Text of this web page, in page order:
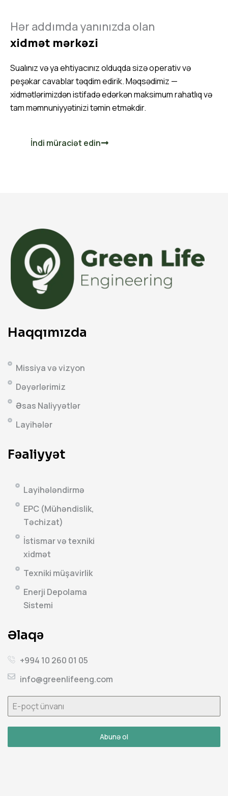
Hər addımda yanınızda olan
xidmət mərkəzi
Sualınız və ya ehtiyacınız olduqda sizə operativ və
peşəkar cavablar təqdim edirik. Məqsədimiz —
xidmətlərimizdən istifadə edərkən maksimum rahatlıq və
tam məmnuniyyətinizi təmin etməkdir.
İndi müraciət edin
Haqqımızda
Missiya və vizyon
Dəyərlərimiz
Əsas Naliyyətlər
Layihələr
Fəaliyyət
Layihələndirmə
EPC (Mühəndislik,
Təchizat)
İstismar və texniki
xidmət
Texniki müşavirlik
Enerji Depolama
Sistemi
Əlaqə
+994 10 260 01 05
info@greenlifeeng.com
Abunə ol